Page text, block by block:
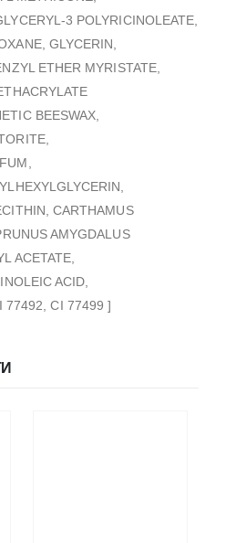
3 POLYRICINOLEATE,
GLYCERIN,
ETHER MYRISTATE,
BEESWAX,
CARTHAMUS
AMYGDALUS
ACETATE,
ACID,
77492, CI 77499 ]